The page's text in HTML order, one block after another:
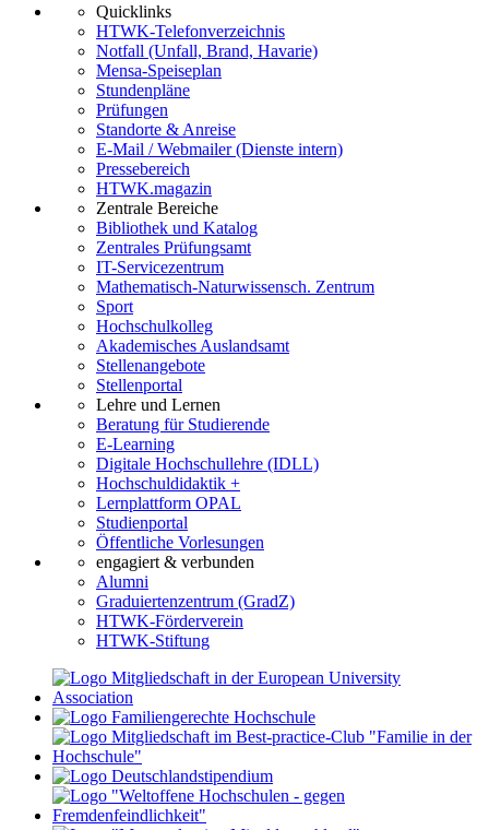
Quicklinks
HTWK-Telefonverzeichnis
Notfall (Unfall, Brand, Havarie)
Mensa-Speiseplan
Stundenpläne
Prüfungen
Standorte & Anreise
E-Mail / Webmailer (Dienste intern)
Pressebereich
HTWK.magazin
Zentrale Bereiche
Bibliothek und Katalog
Zentrales Prüfungsamt
IT-Servicezentrum
Mathematisch-Naturwissensch. Zentrum
Sport
Hochschulkolleg
Akademisches Auslandsamt
Stellenangebote
Stellenportal
Lehre und Lernen
Beratung für Studierende
E-Learning
Digitale Hochschullehre (IDLL)
Hochschuldidaktik +
Lernplattform OPAL
Studienportal
Öffentliche Vorlesungen
engagiert & verbunden
Alumni
Graduiertenzentrum (GradZ)
HTWK-Förderverein
HTWK-Stiftung